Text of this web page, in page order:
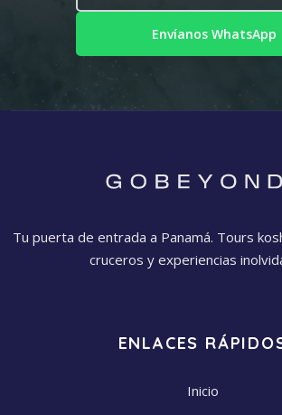
Envíanos WhatsApp
Tu puerta de entrada a Panamá. Tours
cruceros y experiencias
ENLACES
Inicio